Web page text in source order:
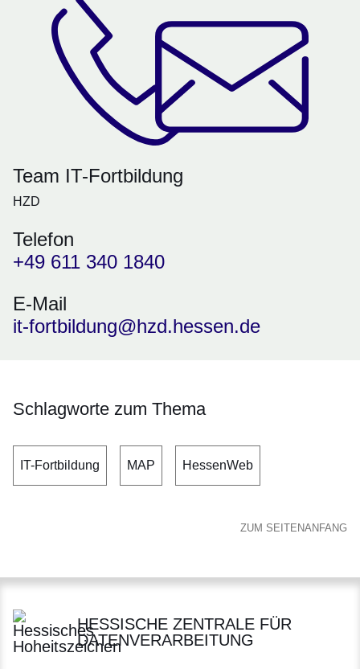
Team IT-Fortbildung
HZD
Telefon
+49 611 340 1840
E-Mail
it-fortbildung@hzd.hessen.de
Schlagworte zum Thema
IT-Fortbildung MAP HessenWeb
ZUM SEITENANFANG
HESSISCHE ZENTRALE FÜR
DATENVERARBEITUNG